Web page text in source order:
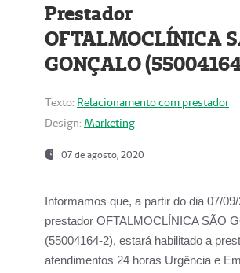
Prestador
OFTALMOCLÍNICA
GONÇALO
Texto: Relacionamento com prestador
Design: Marketing
07 de agosto, 2020
Informamos que, a partir do dia 07/
prestador OFTALMOCLÍNICA SÃO
(55004164-2), estará habilitado a
atendimentos 24 horas Urgência e